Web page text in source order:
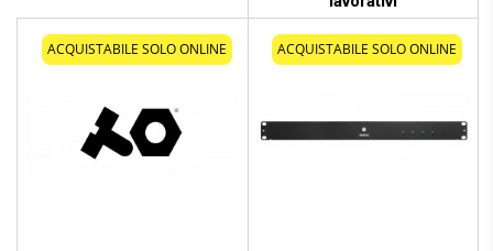
ACQUISTABILE SOLO ONLINE ACQUISTABILE SOLO ONLINE